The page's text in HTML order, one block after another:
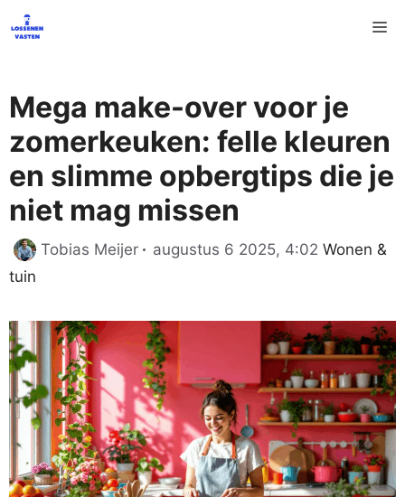
naar
Mega make-over voor je
zomerkeuken: felle kleuren
en slimme opbergtips die je
niet mag missen
Tobias Meijer augustus 6 2025, 4:02 Wonen &
tuin